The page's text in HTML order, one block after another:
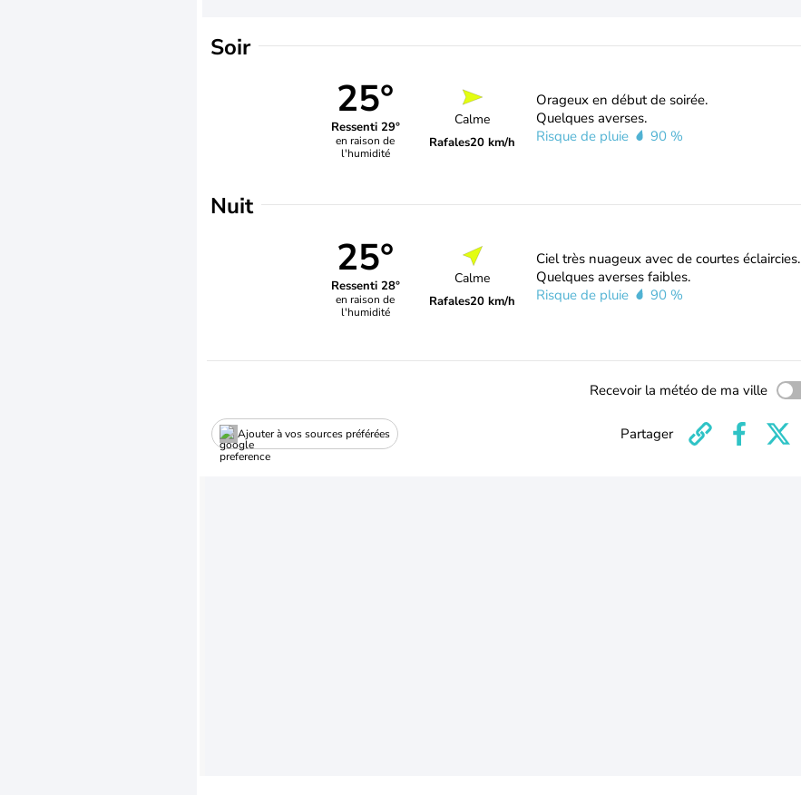
Soir
25°
Ressenti 29°
en raison de
l'humidité
Calme
Rafales20 km/h
Orageux en début de soirée.
Quelques averses.
Risque de pluie
90 %
Nuit
25°
Ressenti 28°
en raison de
l'humidité
Calme
Rafales20 km/h
Ciel très nuageux avec de courtes éclaircies.
Quelques averses faibles.
Risque de pluie
90 %
Recevoir la météo de ma ville
Ajouter à vos sources préférées Partager